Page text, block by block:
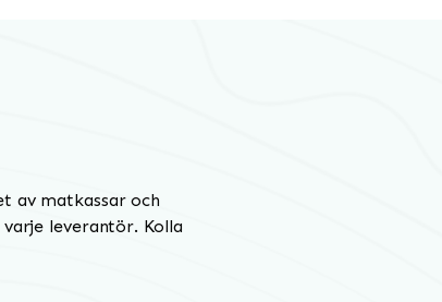
av matkassar och
leverantör. Kolla